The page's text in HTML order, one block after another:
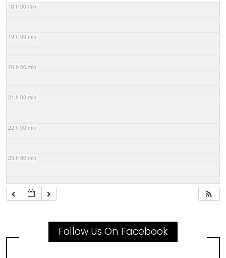
18 h 00 min
19 h 00 min
20 h 00 min
21 h 00 min
22 h 00 min
23 h 00 min
Follow Us On Facebook